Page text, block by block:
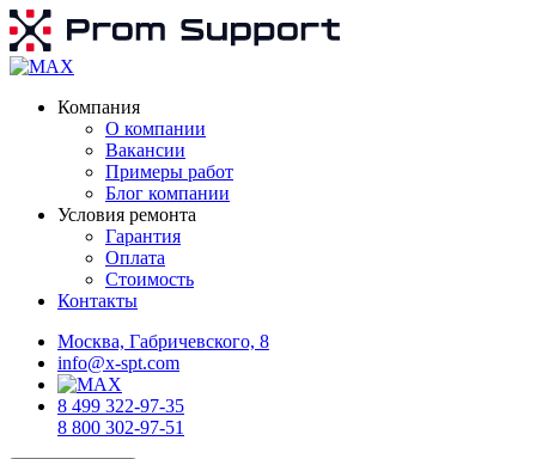
Компания
О компании
Вакансии
Примеры работ
Блог компании
Условия ремонта
Гарантия
Оплата
Стоимость
Контакты
Москва, Габричевского, 8
info@x-spt.com
8 499 322-97-35
8 800 302-97-51